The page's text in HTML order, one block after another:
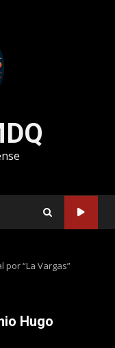
“La Vargas”
Hugo